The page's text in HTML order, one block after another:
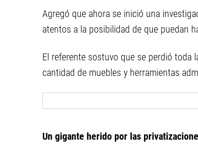
Agregó que ahora se inició una
atentos a la posibilidad de que puedan
El referente sostuvo que se perdió toda
cantidad de muebles y herramientas
Un gigante herido por las